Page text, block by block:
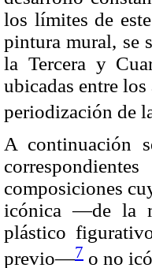
los límites de
pintura mural, se
la Tercera y
ubicadas entre
periodización de
A continuación
composiciones
icónica —de la
plástico
previo—7 o no